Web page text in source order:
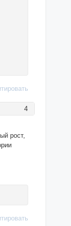
4
рост,